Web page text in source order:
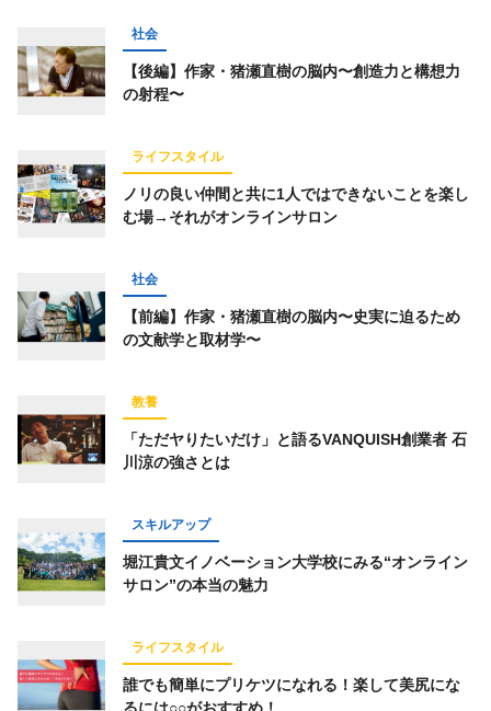
社会
【後編】作家・猪瀬直樹の脳内〜創造力と構想力
の射程〜
ライフスタイル
ノリの良い仲間と共に1人ではできないことを楽し
む場→それがオンラインサロン
社会
【前編】作家・猪瀬直樹の脳内〜史実に迫るため
の文献学と取材学〜
教養
「ただヤりたいだけ」と語るVANQUISH創業者 石
川涼の強さとは
スキルアップ
堀江貴文イノベーション大学校にみる“オンライン
サロン”の本当の魅力
ライフスタイル
誰でも簡単にプリケツになれる！楽して美尻にな